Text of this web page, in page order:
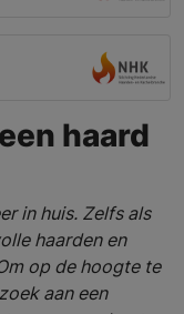
haard
in huis. Zelfs als
haarden en
op de hoogte te
aan een